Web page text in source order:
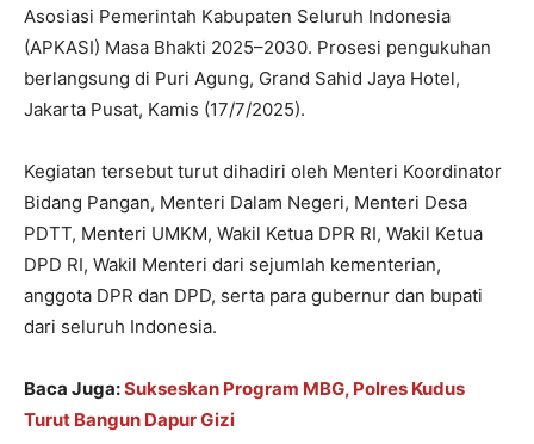
Asosiasi Pemerintah Kabupaten Seluruh Indonesia
(APKASI) Masa Bhakti 2025–2030. Prosesi pengukuhan
berlangsung di Puri Agung, Grand Sahid Jaya Hotel,
Jakarta Pusat, Kamis (17/7/2025).
Kegiatan tersebut turut dihadiri oleh Menteri Koordinator
Bidang Pangan, Menteri Dalam Negeri, Menteri Desa
PDTT, Menteri UMKM, Wakil Ketua DPR RI, Wakil Ketua
DPD RI, Wakil Menteri dari sejumlah kementerian,
anggota DPR dan DPD, serta para gubernur dan bupati
dari seluruh Indonesia.
Baca Juga:Sukseskan Program MBG, Polres Kudus
Turut Bangun Dapur Gizi